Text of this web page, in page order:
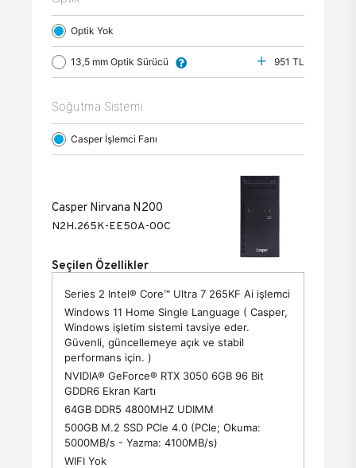
Optik Yok
13,5 mm Optik Sürücü 951 TL
Soğutma Sistemi
Casper İşlemci Fanı
Casper Nirvana N200
N2H.265K-EE50A-00C
Seçilen Özellikler
Series 2 Intel® Core™ Ultra 7 265KF Ai işlemci
Windows 11 Home Single Language ( Casper,
Windows işletim sistemi tavsiye eder.
Güvenli, güncellemeye açık ve stabil
performans için. )
NVIDIA® GeForce® RTX 3050 6GB 96 Bit
GDDR6 Ekran Kartı
64GB DDR5 4800MHZ UDIMM
500GB M.2 SSD PCle 4.0 (PCle; Okuma:
5000MB/s - Yazma: 4100MB/s)
WIFI Yok